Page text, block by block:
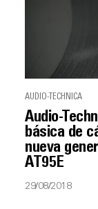
AUDIO-TECHNICA
Audio-
básica de
nueva
AT95E
29/08/2018